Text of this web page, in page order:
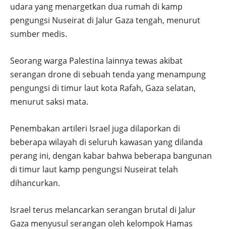
udara yang menargetkan dua rumah di kamp
pengungsi Nuseirat di Jalur Gaza tengah, menurut
sumber medis.
Seorang warga Palestina lainnya tewas akibat
serangan drone di sebuah tenda yang menampung
pengungsi di timur laut kota Rafah, Gaza selatan,
menurut saksi mata.
Penembakan artileri Israel juga dilaporkan di
beberapa wilayah di seluruh kawasan yang dilanda
perang ini, dengan kabar bahwa beberapa bangunan
di timur laut kamp pengungsi Nuseirat telah
dihancurkan.
Israel terus melancarkan serangan brutal di Jalur
Gaza menyusul serangan oleh kelompok Hamas